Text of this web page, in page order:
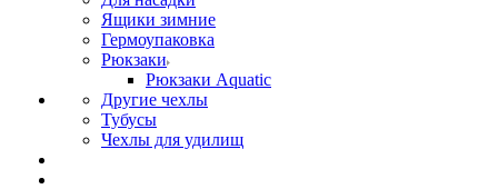
Ящики зимние
Гермоупаковка
Рюкзаки
Рюкзаки Aquatic
Другие чехлы
Тубусы
Чехлы для удилищ